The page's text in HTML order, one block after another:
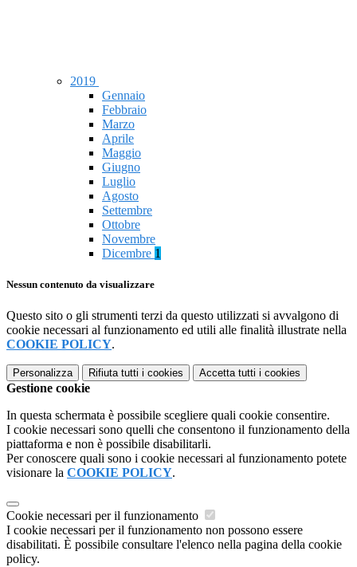
2019
Gennaio
Febbraio
Marzo
Aprile
Maggio
Giugno
Luglio
Agosto
Settembre
Ottobre
Novembre
Dicembre 1
Nessun contenuto da visualizzare
Questo sito o gli strumenti terzi da questo utilizzati si avvalgono di
cookie necessari al funzionamento ed utili alle finalità illustrate nella
COOKIE POLICY.
Personalizza Rifiuta tutti i cookies Accetta tutti i cookies
Gestione cookie
In questa schermata è possibile scegliere quali cookie consentire.
I cookie necessari sono quelli che consentono il funzionamento della
piattaforma e non è possibile disabilitarli.
Per conoscere quali sono i cookie necessari al funzionamento potete
visionare la COOKIE POLICY.
Cookie necessari per il funzionamento
I cookie necessari per il funzionamento non possono essere
disabilitati. È possibile consultare l'elenco nella pagina della cookie
policy.